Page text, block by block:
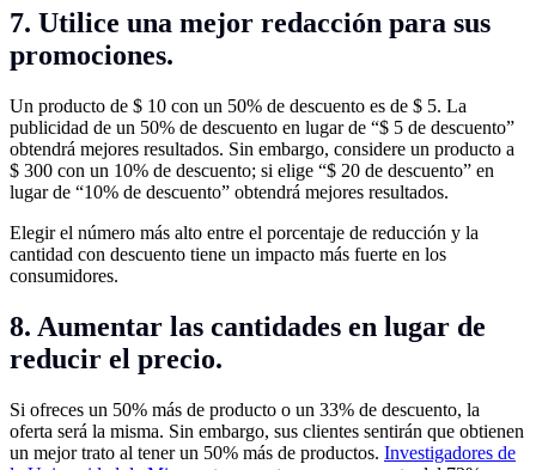
7. Utilice una mejor redacción para sus
promociones.
Un producto de $ 10 con un 50% de descuento es de $ 5. La
publicidad de un 50% de descuento en lugar de “$ 5 de descuento”
obtendrá mejores resultados. Sin embargo, considere un producto a
$ 300 con un 10% de descuento; si elige “$ 20 de descuento” en
lugar de “10% de descuento” obtendrá mejores resultados.
Elegir el número más alto entre el porcentaje de reducción y la
cantidad con descuento tiene un impacto más fuerte en los
consumidores.
8. Aumentar las cantidades en lugar de
reducir el precio.
Si ofreces un 50% más de producto o un 33% de descuento, la
oferta será la misma. Sin embargo, sus clientes sentirán que obtienen
un mejor trato al tener un 50% más de productos. Investigadores de